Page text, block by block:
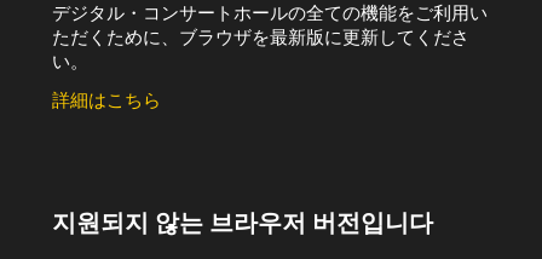
デジタル・コンサートホールの全ての機能をご利用い
ただくために、ブラウザを最新版に更新してくださ
い。
詳細はこちら
지원되지 않는 브라우저 버전입니다